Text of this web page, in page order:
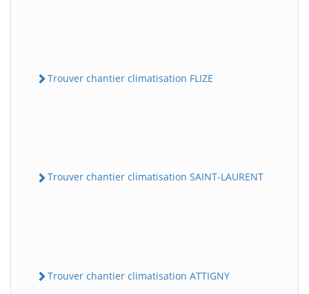
Trouver chantier climatisation FLIZE
Trouver chantier climatisation SAINT-LAURENT
Trouver chantier climatisation ATTIGNY